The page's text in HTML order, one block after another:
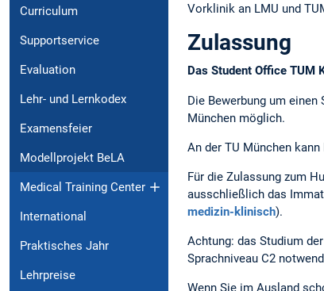
Curriculum
Supportservice
Evaluation
Lehr- und Lernkodex
Examensfeier
Modellprojekt BeLA
Medical Training Center
International
Praktisches Jahr
Lehrpreise
Vorklinik an LMU und
Zulassung
Das Student Office
Die Bewerbung um
München möglich.
An der TU München
Für die Zulassung zum
ausschließlich das
medizin-klinisch).
Achtung: das Studium
Sprachniveau C2
Wenn Sie im Ausland